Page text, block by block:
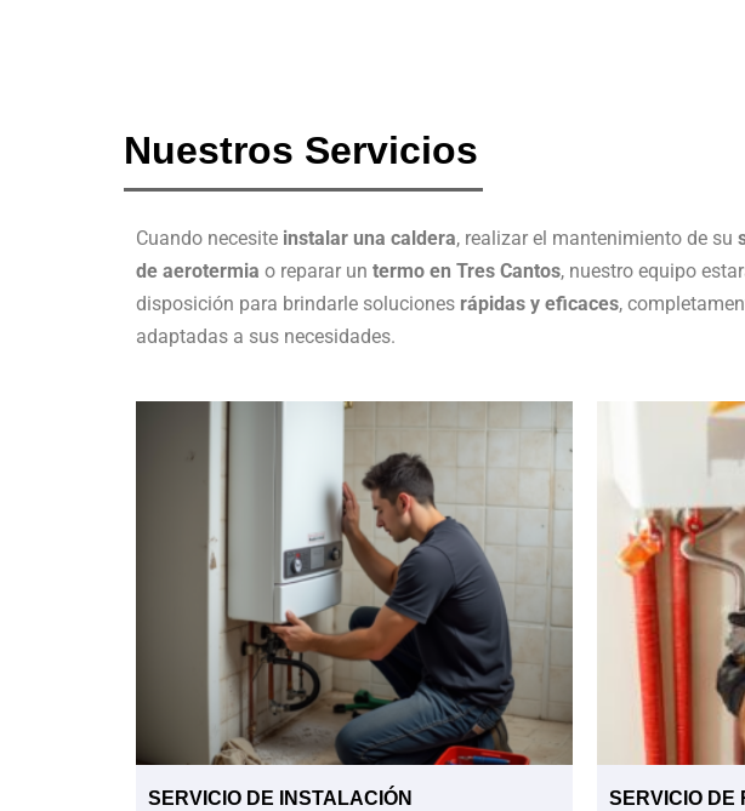
Nuestros Servicios
Cuando necesite instalar una caldera, realizar el mantenimiento de su
de aerotermia o reparar un termo en Tres Cantos, nuestro equipo
disposición para brindarle soluciones rápidas y eficaces,
adaptadas a sus necesidades.
SERVICIO DE INSTALACIÓN
SERVICIO DE